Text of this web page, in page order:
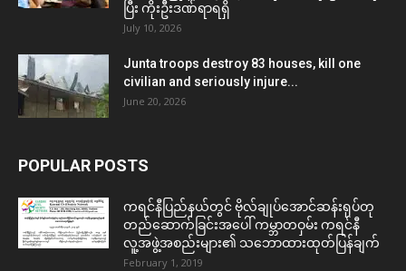
ပြီး ကိုးဦးဒဏ်ရာရရှိ
July 10, 2026
Junta troops destroy 83 houses, kill one
civilian and seriously injure...
June 20, 2026
POPULAR POSTS
ကရင်နီပြည်နယ်တွင် ဗိုလ်ချုပ်အောင်ဆန်းရုပ်တု
တည်ဆောက်ခြင်းအပေါ် ကမ္ဘာတဝှမ်း ကရင်နီ
လူ့အဖွဲ့အစည်းများ၏ သဘောထားထုတ်ပြန်ချက်
February 1, 2019